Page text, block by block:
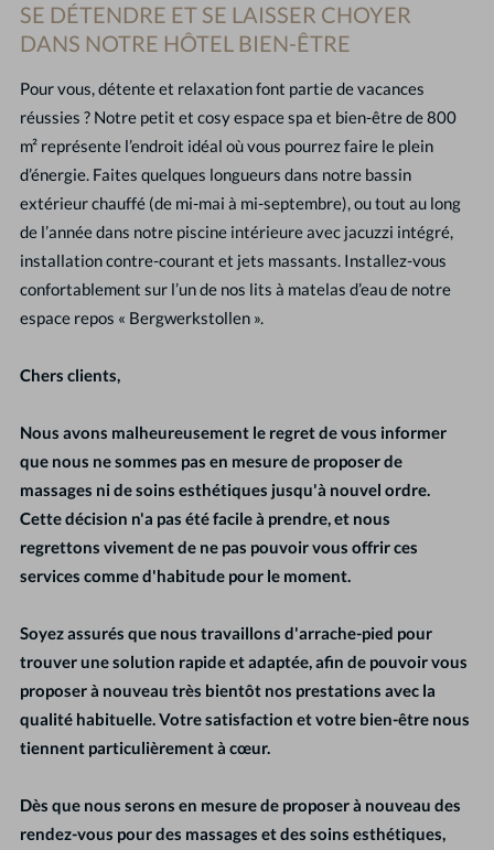
SE DÉTENDRE ET SE LAISSER CHOYER
DANS NOTRE HÔTEL BIEN-ÊTRE
Pour vous, détente et relaxation font partie de vacances
réussies ? Notre petit et cosy espace spa et bien-être de 800
m² représente l’endroit idéal où vous pourrez faire le plein
d’énergie. Faites quelques longueurs dans notre bassin
extérieur chauffé (de mi-mai à mi-septembre), ou tout au long
de l’année dans notre piscine intérieure avec jacuzzi intégré,
installation contre-courant et jets massants. Installez-vous
confortablement sur l’un de nos lits à matelas d’eau de notre
espace repos « Bergwerkstollen ».
Chers clients,
Nous avons malheureusement le regret de vous informer
que nous ne sommes pas en mesure de proposer de
massages ni de soins esthétiques jusqu'à nouvel ordre.
Cette décision n'a pas été facile à prendre, et nous
regrettons vivement de ne pas pouvoir vous offrir ces
services comme d'habitude pour le moment.
Soyez assurés que nous travaillons d'arrache-pied pour
trouver une solution rapide et adaptée, afin de pouvoir vous
proposer à nouveau très bientôt nos prestations avec la
qualité habituelle. Votre satisfaction et votre bien-être nous
tiennent particulièrement à cœur.
Dès que nous serons en mesure de proposer à nouveau des
rendez-vous pour des massages et des soins esthétiques,